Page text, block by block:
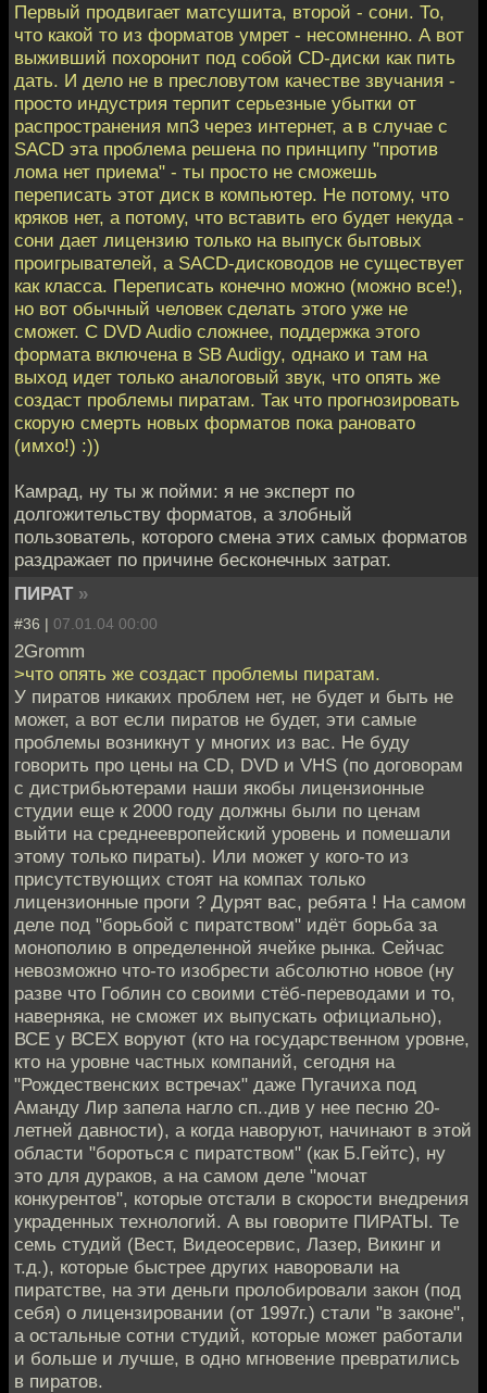
Первый продвигает матсушита, второй - сони. То,
что какой то из форматов умрет - несомненно. А вот
выживший похоронит под собой CD-диски как пить
дать. И дело не в пресловутом качестве звучания -
просто индустрия терпит серьезные убытки от
распространения мп3 через интернет, а в случае с
SACD эта проблема решена по принципу "против
лома нет приема" - ты просто не сможешь
переписать этот диск в компьютер. Не потому, что
кряков нет, а потому, что вставить его будет некуда -
сони дает лицензию только на выпуск бытовых
проигрывателей, а SACD-дисководов не существует
как класса. Переписать конечно можно (можно все!),
но вот обычный человек сделать этого уже не
сможет. С DVD Audio сложнее, поддержка этого
формата включена в SB Audigy, однако и там на
выход идет только аналоговый звук, что опять же
создаст проблемы пиратам. Так что прогнозировать
скорую смерть новых форматов пока рановато
(имхо!) :))
Камрад, ну ты ж пойми: я не эксперт по
долгожительству форматов, а злобный
пользователь, которого смена этих самых форматов
раздражает по причине бесконечных затрат.
ПИРАТ »
#36 | 07.01.04 00:00
2Gromm
>что опять же создаст проблемы пиратам.
У пиратов никаких проблем нет, не будет и быть не
может, а вот если пиратов не будет, эти самые
проблемы возникнут у многих из вас. Не буду
говорить про цены на CD, DVD и VHS (по договорам
с дистрибьютерами наши якобы лицензионные
студии еще к 2000 году должны были по ценам
выйти на среднеевропейский уровень и помешали
этому только пираты). Или может у кого-то из
присутствующих стоят на компах только
лицензионные проги ? Дурят вас, ребята ! На самом
деле под "борьбой с пиратством" идёт борьба за
монополию в определенной ячейке рынка. Сейчас
невозможно что-то изобрести абсолютно новое (ну
разве что Гоблин со своими стёб-переводами и то,
наверняка, не сможет их выпускать официально),
ВСЕ у ВСЕХ воруют (кто на государственном уровне,
кто на уровне частных компаний, сегодня на
"Рождественских встречах" даже Пугачиха под
Аманду Лир запела нагло сп..див у нее песню 20-
летней давности), а когда наворуют, начинают в этой
области "бороться с пиратством" (как Б.Гейтс), ну
это для дураков, а на самом деле "мочат
конкурентов", которые отстали в скорости внедрения
украденных технологий. А вы говорите ПИРАТЫ. Те
семь студий (Вест, Видеосервис, Лазер, Викинг и
т.д.), которые быстрее других наворовали на
пиратстве, на эти деньги пролобировали закон (под
себя) о лицензировании (от 1997г.) стали "в законе",
а остальные сотни студий, которые может работали
и больше и лучше, в одно мгновение превратились
в пиратов.